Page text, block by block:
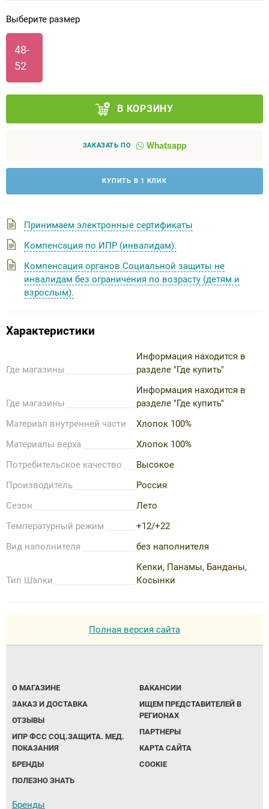
Выберите размер
48-
52
В КОРЗИНУ
ЗАКАЗАТЬ ПО Whatsapp
КУПИТЬ В 1 КЛИК
Принимаем электронные сертификаты
Компенсация по ИПР (инвалидам).
Компенсация органов Социальной защиты не
инвалидам без ограничения по возрасту (детям и
взрослым).
Характеристики
Где магазины
Информация находится в
разделе "Где купить"
Где магазины
Информация находится в
разделе "Где купить"
Материал внутренней части
Хлопок 100%
Материалы верха
Хлопок 100%
Потребительское качество
Высокое
Производитель
Россия
Сезон
Лето
Температурный режим
+12/+22
Вид наполнителя
без наполнителя
Тип Шапки
Кепки, Панамы, Банданы,
Косынки
Полная версия сайта
О МАГАЗИНЕ
ЗАКАЗ И ДОСТАВКА
ОТЗЫВЫ
ИПР ФСС СОЦ.ЗАЩИТА. МЕД.
ПОКАЗАНИЯ
БРЕНДЫ
ПОЛЕЗНО ЗНАТЬ
ВАКАНСИИ
ИЩЕМ ПРЕДСТАВИТЕЛЕЙ В
РЕГИОНАХ
ПАРТНЕРЫ
КАРТА САЙТА
COOKIE
Бренды
Аппараты на суставы
Санитарные приспособления для
инвалидов
Индивидуальное изготовление